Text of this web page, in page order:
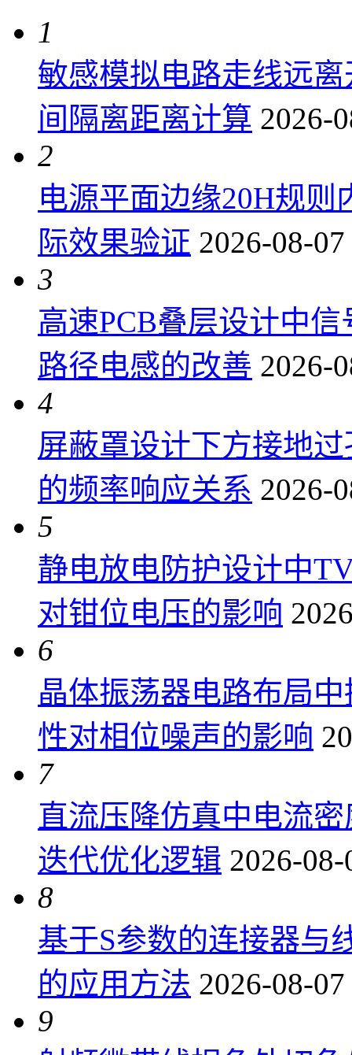
1
敏感模拟电路走线远
间隔离距离计算 2026-
2
电源平面边缘20H规
际效果验证 2026-08-
3
高速PCB叠层设计中
路径电感的改善 2026-
4
屏蔽罩设计下方接地
的频率响应关系 2026-
5
静电放电防护设计中
对钳位电压的影响
6
晶体振荡器电路布局
性对相位噪声的影响
7
直流压降仿真中电流
迭代优化逻辑 2026-
8
基于S参数的连接器与
的应用方法 2026-08-
9